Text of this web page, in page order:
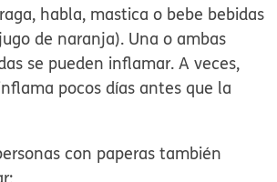
habla, mastica o bebe bebidas
de naranja). Una o ambas
se pueden inflamar. A veces,
pocos días antes que la
con paperas también